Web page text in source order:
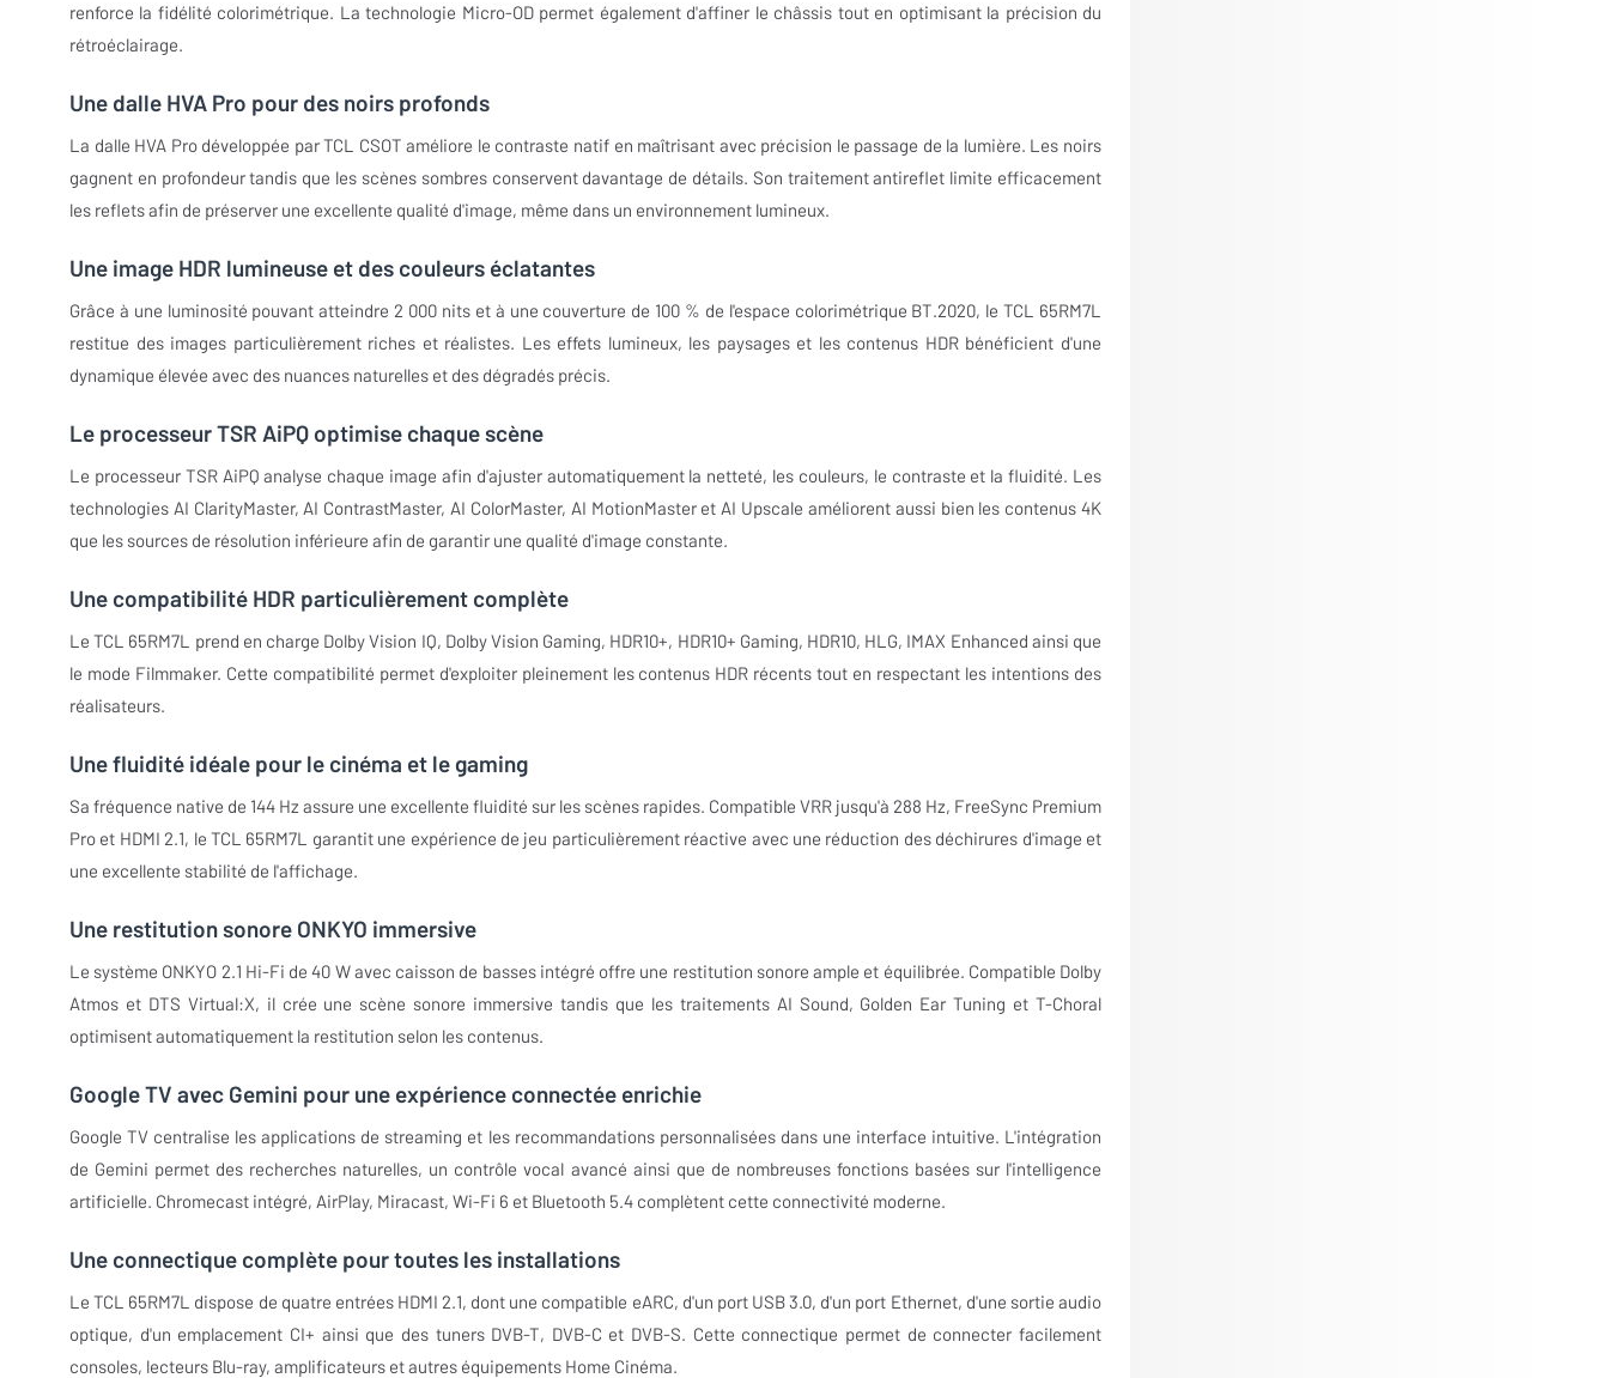
renforce la fidélité colorimétrique. La technologie Micro-OD permet également d'affiner le châssis tout en optimisant la précision du
rétroéclairage.
Une dalle HVA Pro pour des noirs profonds
La dalle HVA Pro développée par TCL CSOT améliore le contraste natif en maîtrisant avec précision le passage de la lumière. Les noirs
gagnent en profondeur tandis que les scènes sombres conservent davantage de détails. Son traitement antireflet limite efficacement
les reflets afin de préserver une excellente qualité d'image, même dans un environnement lumineux.
Une image HDR lumineuse et des couleurs éclatantes
Grâce à une luminosité pouvant atteindre 2 000 nits et à une couverture de 100 % de l'espace colorimétrique BT.2020, le TCL 65RM7L
restitue des images particulièrement riches et réalistes. Les effets lumineux, les paysages et les contenus HDR bénéficient d'une
dynamique élevée avec des nuances naturelles et des dégradés précis.
Le processeur TSR AiPQ optimise chaque scène
Le processeur TSR AiPQ analyse chaque image afin d'ajuster automatiquement la netteté, les couleurs, le contraste et la fluidité. Les
technologies AI ClarityMaster, AI ContrastMaster, AI ColorMaster, AI MotionMaster et AI Upscale améliorent aussi bien les contenus 4K
que les sources de résolution inférieure afin de garantir une qualité d'image constante.
Une compatibilité HDR particulièrement complète
Le TCL 65RM7L prend en charge Dolby Vision IQ, Dolby Vision Gaming, HDR10+, HDR10+ Gaming, HDR10, HLG, IMAX Enhanced ainsi que
le mode Filmmaker. Cette compatibilité permet d'exploiter pleinement les contenus HDR récents tout en respectant les intentions des
réalisateurs.
Une fluidité idéale pour le cinéma et le gaming
Sa fréquence native de 144 Hz assure une excellente fluidité sur les scènes rapides. Compatible VRR jusqu'à 288 Hz, FreeSync Premium
Pro et HDMI 2.1, le TCL 65RM7L garantit une expérience de jeu particulièrement réactive avec une réduction des déchirures d'image et
une excellente stabilité de l'affichage.
Une restitution sonore ONKYO immersive
Le système ONKYO 2.1 Hi-Fi de 40 W avec caisson de basses intégré offre une restitution sonore ample et équilibrée. Compatible Dolby
Atmos et DTS Virtual:X, il crée une scène sonore immersive tandis que les traitements AI Sound, Golden Ear Tuning et T-Choral
optimisent automatiquement la restitution selon les contenus.
Google TV avec Gemini pour une expérience connectée enrichie
Google TV centralise les applications de streaming et les recommandations personnalisées dans une interface intuitive. L'intégration
de Gemini permet des recherches naturelles, un contrôle vocal avancé ainsi que de nombreuses fonctions basées sur l'intelligence
artificielle. Chromecast intégré, AirPlay, Miracast, Wi-Fi 6 et Bluetooth 5.4 complètent cette connectivité moderne.
Une connectique complète pour toutes les installations
Le TCL 65RM7L dispose de quatre entrées HDMI 2.1, dont une compatible eARC, d'un port USB 3.0, d'un port Ethernet, d'une sortie audio
optique, d'un emplacement CI+ ainsi que des tuners DVB-T, DVB-C et DVB-S. Cette connectique permet de connecter facilement
consoles, lecteurs Blu-ray, amplificateurs et autres équipements Home Cinéma.